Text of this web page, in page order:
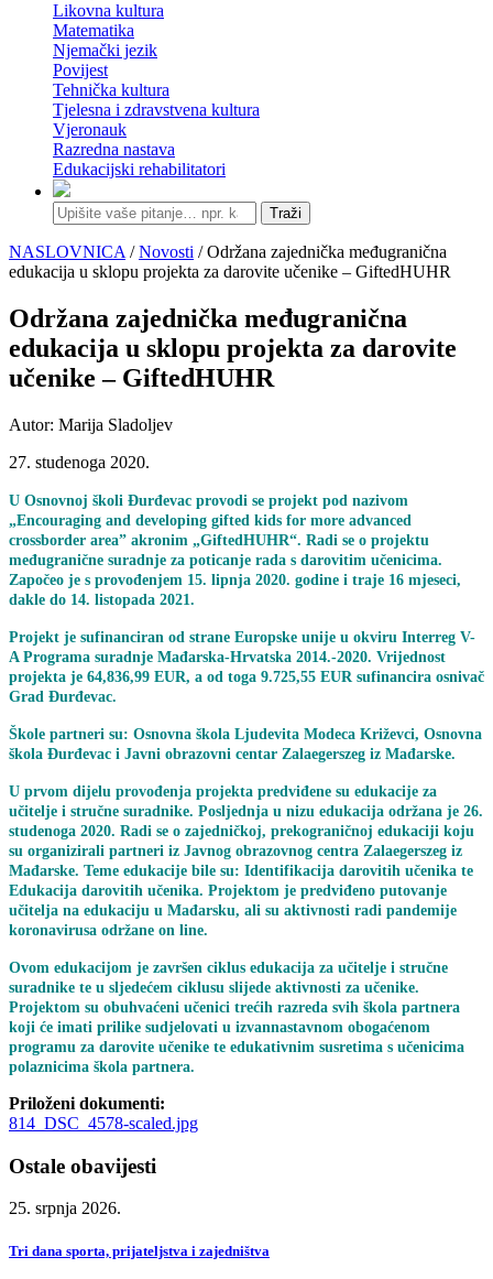
Likovna kultura
Matematika
Njemački jezik
Povijest
Tehnička kultura
Tjelesna i zdravstvena kultura
Vjeronauk
Razredna nastava
Edukacijski rehabilitatori
Traži
NASLOVNICA /Novosti / Održana zajednička međugranična
edukacija u sklopu projekta za darovite učenike – GiftedHUHR
Održana zajednička međugranična
edukacija u sklopu projekta za darovite
učenike – GiftedHUHR
Autor: Marija Sladoljev
27. studenoga 2020.
U Osnovnoj školi Đurđevac provodi se projekt pod nazivom
„Encouraging and developing gifted kids for more advanced
crossborder area” akronim „GiftedHUHR“. Radi se o projektu
međugranične suradnje za poticanje rada s darovitim učenicima.
Započeo je s provođenjem 15. lipnja 2020. godine i traje 16 mjeseci,
dakle do 14. listopada 2021.
Projekt je sufinanciran od strane Europske unije u okviru Interreg V-
A Programa suradnje Mađarska-Hrvatska 2014.-2020. Vrijednost
projekta je 64,836,99 EUR, a od toga 9.725,55 EUR sufinancira osnivač
Grad Đurđevac.
Škole partneri su: Osnovna škola Ljudevita Modeca Križevci, Osnovna
škola Đurđevac i Javni obrazovni centar Zalaegerszeg iz Mađarske.
U prvom dijelu provođenja projekta predviđene su edukacije za
učitelje i stručne suradnike. Posljednja u nizu edukacija održana je 26.
studenoga 2020. Radi se o zajedničkoj, prekograničnoj edukaciji koju
su organizirali partneri iz Javnog obrazovnog centra Zalaegerszeg iz
Mađarske. Teme edukacije bile su: Identifikacija darovitih učenika te
Edukacija darovitih učenika. Projektom je predviđeno putovanje
učitelja na edukaciju u Mađarsku, ali su aktivnosti radi pandemije
koronavirusa održane on line.
Ovom edukacijom je završen ciklus edukacija za učitelje i stručne
suradnike te u sljedećem ciklusu slijede aktivnosti za učenike.
Projektom su obuhvaćeni učenici trećih razreda svih škola partnera
koji će imati prilike sudjelovati u izvannastavnom obogaćenom
programu za darovite učenike te edukativnim susretima s učenicima
polaznicima škola partnera.
Priloženi dokumenti:
814_DSC_4578-scaled.jpg
Ostale obavijesti
25. srpnja 2026.
Tri dana sporta, prijateljstva i zajedništva